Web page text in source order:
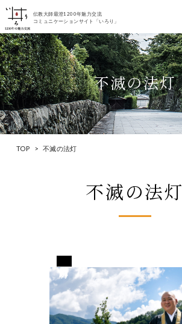
伝教大師最澄1200年魅力交流
コミュニケーションサイト「いろり」
伝教大師最澄1200年魅力交流
いろりとは
大学コラボプロジェクト
いろり端
特集「一隅を照らす」
探訪「1200年の魅力交流」
不滅の法灯
TOP > 不滅の法灯
不滅の法灯